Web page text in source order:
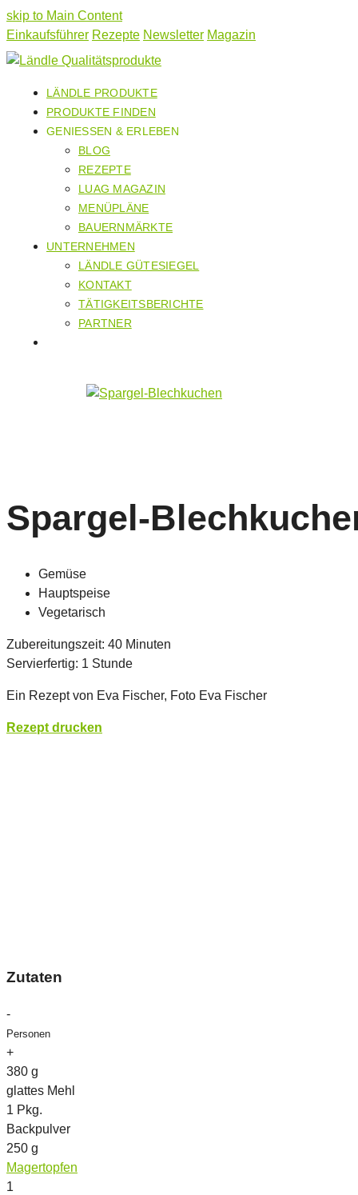
skip to Main Content
Einkaufsführer Rezepte Newsletter Magazin
LÄNDLE PRODUKTE
PRODUKTE FINDEN
GENIESSEN & ERLEBEN
BLOG
REZEPTE
LUAG MAGAZIN
MENÜPLÄNE
BAUERNMÄRKTE
UNTERNEHMEN
LÄNDLE GÜTESIEGEL
KONTAKT
TÄTIGKEITSBERICHTE
PARTNER
Spargel-
Gemüse
Hauptspeise
Vegetarisch
Zubereitungszeit: 40 Minuten
Servierfertig: 1 Stunde
Ein Rezept von Eva Fischer, Foto Eva Fischer
Rezept drucken
Zutaten
-
Personen
+
380 g
glattes Mehl
1 Pkg.
Backpulver
250 g
Magertopfen
1